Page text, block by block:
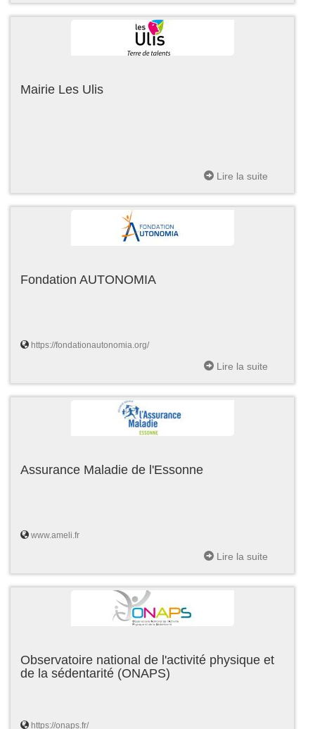
Mairie Les Ulis
Lire la suite
Fondation AUTONOMIA
https://fondationautonomia.org/
Lire la suite
Assurance Maladie de l'Essonne
www.ameli.fr
Lire la suite
Observatoire national de l'activité physique et
de la sédentarité (ONAPS)
https://onaps.fr/